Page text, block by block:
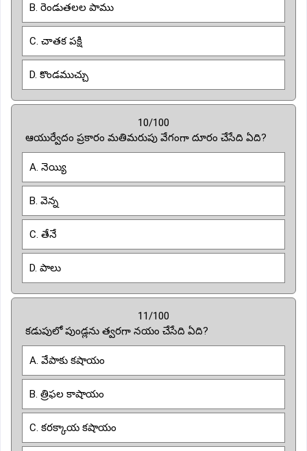
B. రెండుతలల పాము
C. చాతక పక్షి
D. కొండముచ్చు
10/100
ఆయుర్వేదం ప్రకారం మతిమరుపు వేగంగా దూరం చేసేది ఏది?
A. నెయ్యి
B. వెన్న
C. తేనే
D. పాలు
11/100
కడుపులో పుండ్లను త్వరగా నయం చేసేది ఏది?
A. వేపాకు కషాయం
B. త్రిఫల కాషాయం
C. కరక్కాయ కషాయం